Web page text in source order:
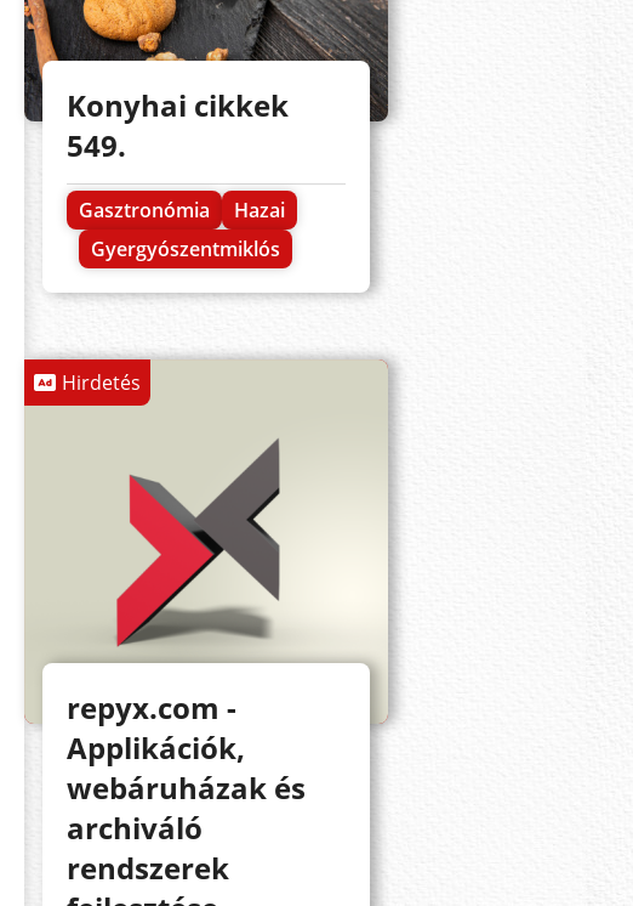
Konyhai cikkek
549.
Gasztronómia
Hazai
Gyergyószentmiklós
Hirdetés
repyx.com -
Applikációk,
webáruházak és
archiváló
rendszerek